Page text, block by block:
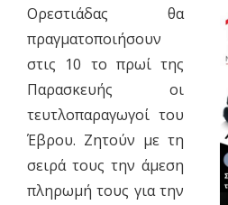
Ορεστιάδας θα
πραγματοποιήσουν
στις 10 το πρωί της
Παρασκευής οι
τευτλοπαραγωγοί του
Έβρου. Ζητούν με τη
σειρά τους την άμεση
πληρωμή τους για την